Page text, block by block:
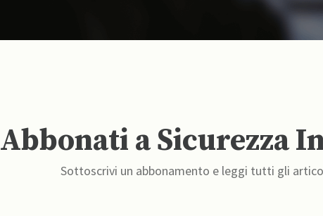
Abbonati a Sicurezza
Sottoscrivi un abbonamento e leggi tutti gli